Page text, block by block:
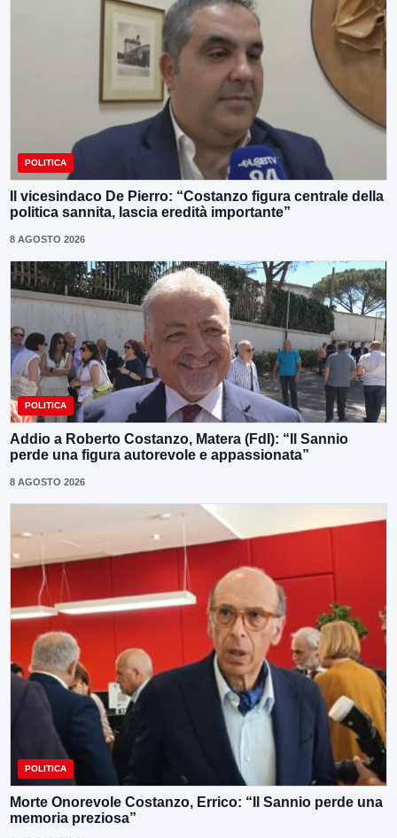
POLITICA
Il vicesindaco De Pierro: “Costanzo figura centrale della
politica sannita, lascia eredità importante”
8 AGOSTO 2026
POLITICA
Addio a Roberto Costanzo, Matera (FdI): “Il Sannio
perde una figura autorevole e appassionata”
8 AGOSTO 2026
POLITICA
Morte Onorevole Costanzo, Errico: “Il Sannio perde una
memoria preziosa”